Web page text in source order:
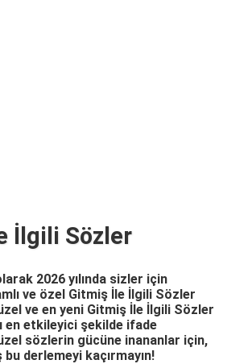
İlgili Sözler
2026 yılında sizler için
ve özel Gitmiş İle İlgili Sözler
ve en yeni Gitmiş İle İlgili Sözler
en etkileyici şekilde ifade
sözlerin gücüne inananlar için,
derlemeyi kaçırmayın!